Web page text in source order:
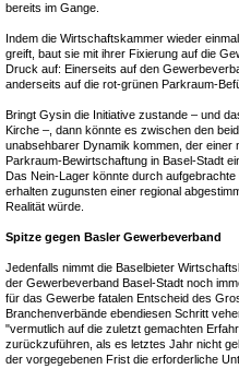
bereits im Gange.
Indem die Wirtschaftskammer wieder
greift, baut sie mit ihrer Fixierung auf die
Druck auf: Einerseits auf den
anderseits auf die rot-grünen Parkraum-
Bringt Gysin die Initiative zustande – und
Kirche –, dann könnte es zwischen den
unabsehbarer Dynamik kommen, der einer
Parkraum-Bewirtschaftung in Basel-Stadt
Das Nein-Lager könnte durch
erhalten zugunsten einer regional
Realität würde.
Spitze gegen Basler Gewerbeverband
Jedenfalls nimmt die Baselbieter
der Gewerbeverband Basel-Stadt noch
für das Gewerbe fatalen Entscheid des
Branchenverbände ebendiesen Schritt
"vermutlich auf die zuletzt gemachten
zurückzuführen, als es letztes Jahr nicht
der vorgegebenen Frist die erforderliche